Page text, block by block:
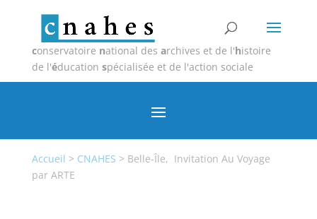
conservatoire national des archives et de l'histoire
de l'éducation spécialisée et de l'action sociale
Accueil > CNAHES > Belle-Île, Invitation Au Voyage
par ARTE